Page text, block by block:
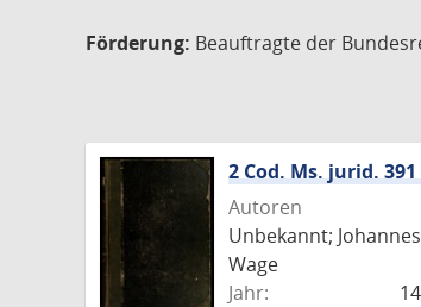
Förderung: Beauftragte der
2 Cod. Ms. jurid.
Autoren
Unbekannt;
Wage
Jahr: